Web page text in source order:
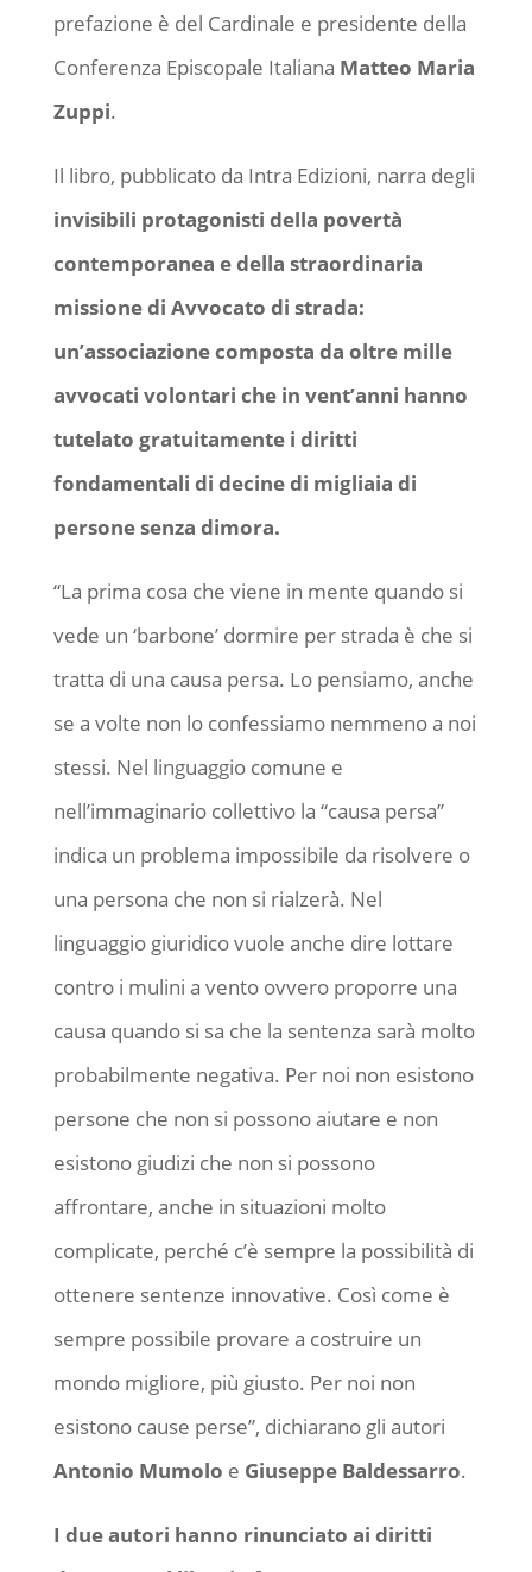
prefazione è del Cardinale e presidente della
Conferenza Episcopale Italiana Matteo Maria
Zuppi.
Il libro, pubblicato da Intra Edizioni, narra degli
invisibili protagonisti della povertà
contemporanea e della straordinaria
missione di Avvocato di strada:
un’associazione composta da oltre mille
avvocati volontari che in vent’anni hanno
tutelato gratuitamente i diritti
fondamentali di decine di migliaia di
persone senza dimora.
“La prima cosa che viene in mente quando si
vede un ‘barbone’ dormire per strada è che si
tratta di una causa persa. Lo pensiamo, anche
se a volte non lo confessiamo nemmeno a noi
stessi. Nel linguaggio comune e
nell’immaginario collettivo la “causa persa”
indica un problema impossibile da risolvere o
una persona che non si rialzerà. Nel
linguaggio giuridico vuole anche dire lottare
contro i mulini a vento ovvero proporre una
causa quando si sa che la sentenza sarà molto
probabilmente negativa. Per noi non esistono
persone che non si possono aiutare e non
esistono giudizi che non si possono
affrontare, anche in situazioni molto
complicate, perché c’è sempre la possibilità di
ottenere sentenze innovative. Così come è
sempre possibile provare a costruire un
mondo migliore, più giusto. Per noi non
esistono cause perse”, dichiarano gli autori
Antonio Mumolo e Giuseppe Baldessarro.
I due autori hanno rinunciato ai diritti